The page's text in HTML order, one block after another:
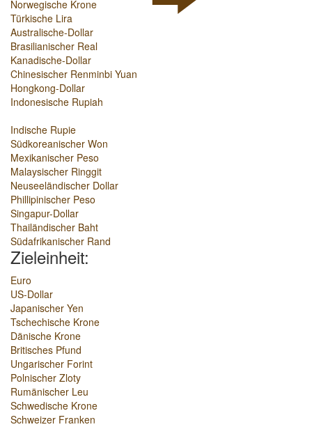
Norwegische Krone
Türkische Lira
Australische-Dollar
Brasilianischer Real
Kanadische-Dollar
Chinesischer Renminbi Yuan
Hongkong-Dollar
Indonesische Rupiah
Indische Rupie
Südkoreanischer Won
Mexikanischer Peso
Malaysischer Ringgit
Neuseeländischer Dollar
Phillipinischer Peso
Singapur-Dollar
Thailändischer Baht
Südafrikanischer Rand
Zieleinheit:
Euro
US-Dollar
Japanischer Yen
Tschechische Krone
Dänische Krone
Britisches Pfund
Ungarischer Forint
Polnischer Zloty
Rumänischer Leu
Schwedische Krone
Schweizer Franken